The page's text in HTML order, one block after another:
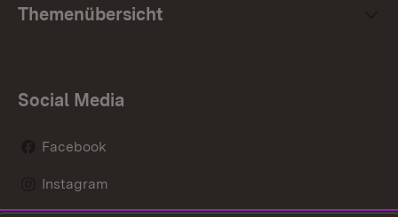
Themenübersicht
Social Media
Facebook
Instagram